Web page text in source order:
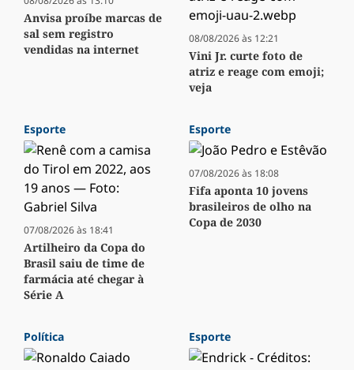
Anvisa proíbe marcas de
sal sem registro
vendidas na internet
08/08/2026 às 12:21
Vini Jr. curte foto de
atriz e reage com emoji;
veja
Esporte
07/08/2026 às 18:41
Artilheiro da Copa do
Brasil saiu de time de
farmácia até chegar à
Série A
Esporte
07/08/2026 às 18:08
Fifa aponta 10 jovens
brasileiros de olho na
Copa de 2030
Política Esporte